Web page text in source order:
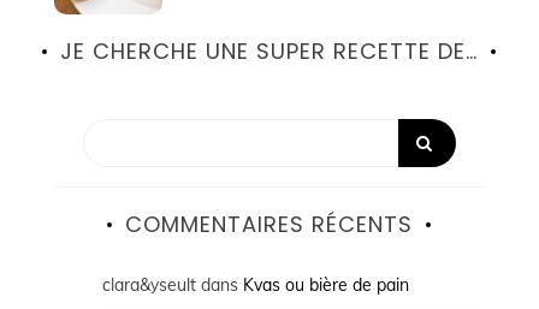
JE CHERCHE UNE SUPER RECETTE DE…
COMMENTAIRES RÉCENTS
clara&yseultdans Kvas ou bière de pain